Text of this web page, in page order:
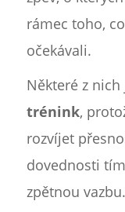
rámec toho,
očekávali.
Některé z
trénink,
rozvíjet
dovednosti
zpětnou